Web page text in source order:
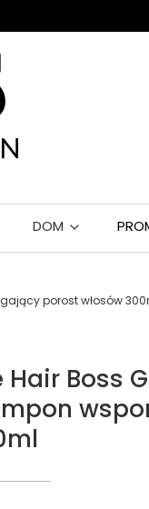
DOM
porost włosów
Hair Boss